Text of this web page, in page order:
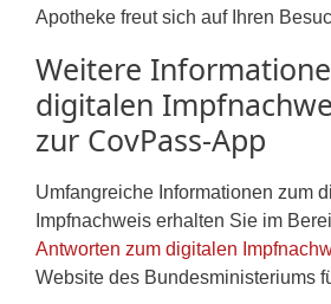
Apotheke freut sich auf Ihren
Weitere
digitalen
zur CovPass-App
Umfangreiche Informationen zum
Impfnachweis erhalten Sie im
Antworten zum digitalen
Website des Bundesministeriums